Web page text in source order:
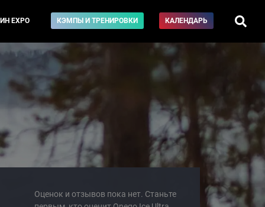
EXPO КЭМПЫ И ТРЕНИРОВКИ КАЛЕНДАРЬ
Оценок и отзывов пока нет. Станьте